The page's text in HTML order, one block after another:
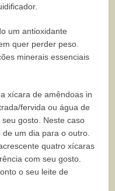
um antioxidante
quer perder peso.
minerais essenciais
xícara de amêndoas in
fervida ou água de
gosto. Neste caso
um dia para o outro.
quatro xícaras
com seu gosto.
o seu leite de